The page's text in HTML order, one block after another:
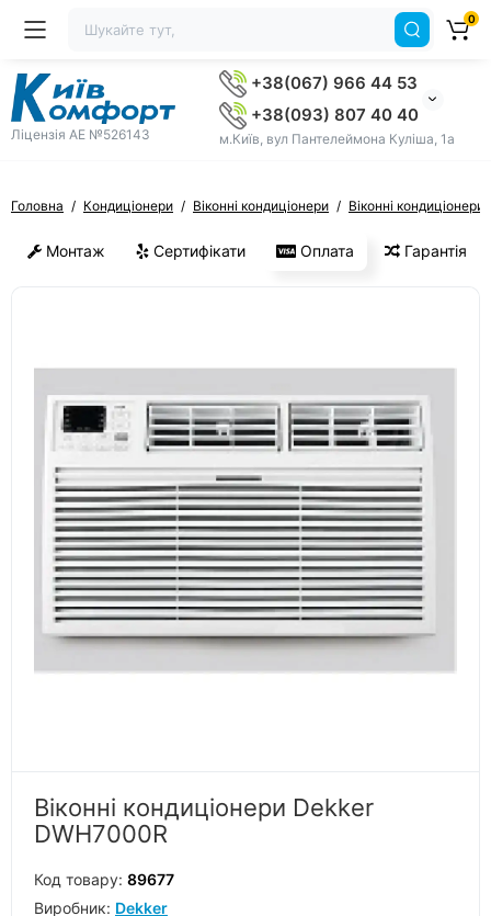
Ліцензія AE №526143
+38(067) 966 44 53
+38(093) 807 40 40
м.Київ, вул Пантелеймона Куліша, 1а
0
Головна Кондиціонери Віконні кондиціонери Віконні
Монтаж Сертифікати Оплата Гарантія
Віконні кондиціонери Dekker
DWH7000R
Код товару: 89677
Виробник: Dekker